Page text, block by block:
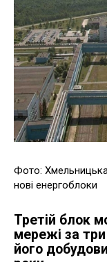
Фото:
нові енергоблоки
Третій блок
мережі за три
його